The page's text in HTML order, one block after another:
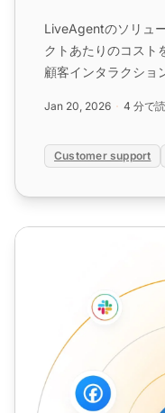
LiveAgentのソリュ
クトあたりのコスト
顧客インタラクショ
Jan 20, 2026 4 分で
Customer support
コール時間